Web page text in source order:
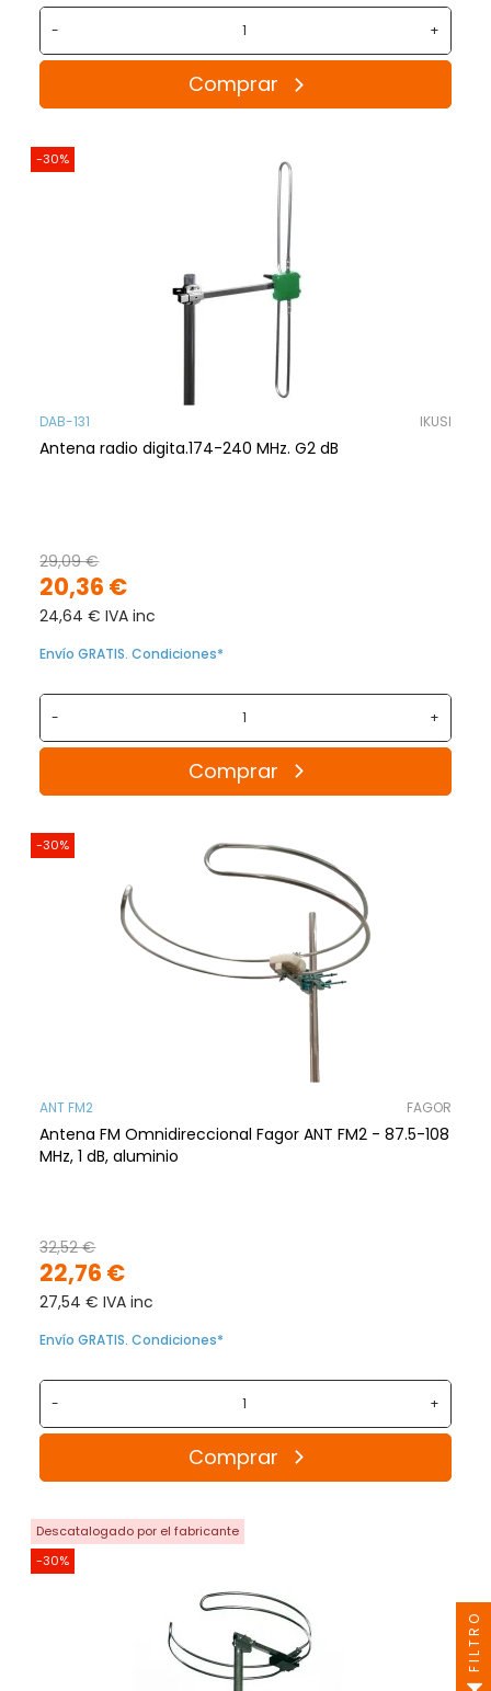
- +
Comprar
-30%
DAB-131 IKUSI
Antena radio digita.174-240 MHz. G2 dB
20,36 €
29,09 €
24,64 € IVA inc
Envío GRATIS. Condiciones*
- +
Comprar
-30%
ANT FM2 FAGOR
Antena FM Omnidireccional Fagor ANT FM2 - 87.5-108
MHz, 1 dB, aluminio
22,76 €
32,52 €
27,54 € IVA inc
Envío GRATIS. Condiciones*
- +
Comprar
Descatalogado por el fabricante
-30%
FILTRO